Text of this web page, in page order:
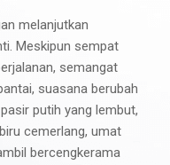
melanjutkan
Meskipun sempat
semangat
suasana berubah
putih yang lembut,
cemerlang, umat
bercengkerama